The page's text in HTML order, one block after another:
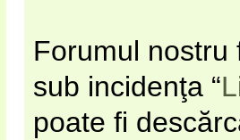
Forumul nostru
sub incidenţa “
poate fi